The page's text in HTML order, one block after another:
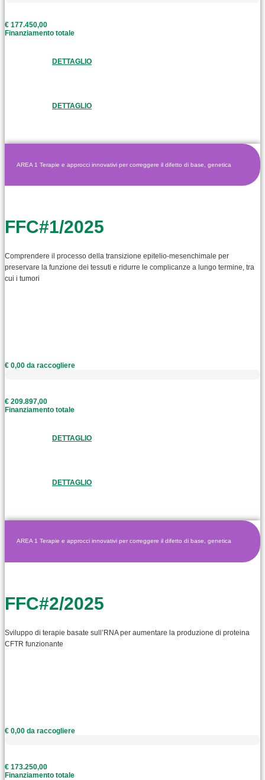
€ 177.450,00
Finanziamento totale
DETTAGLIO
DETTAGLIO
AREA 1 Terapie e approcci innovativi per correggere il difetto di base, genetica
FFC#1/2025
Comprendere il processo della transizione epitelio-mesenchimale per
preservare la funzione dei tessuti e ridurre le complicanze a lungo termine, tra
cui i tumori
€ 0,00 da raccogliere
€ 209.897,00
Finanziamento totale
DETTAGLIO
DETTAGLIO
AREA 1 Terapie e approcci innovativi per correggere il difetto di base, genetica
FFC#2/2025
Sviluppo di terapie basate sull’RNA per aumentare la produzione di proteina
CFTR funzionante
€ 0,00 da raccogliere
€ 173.250,00
Finanziamento totale